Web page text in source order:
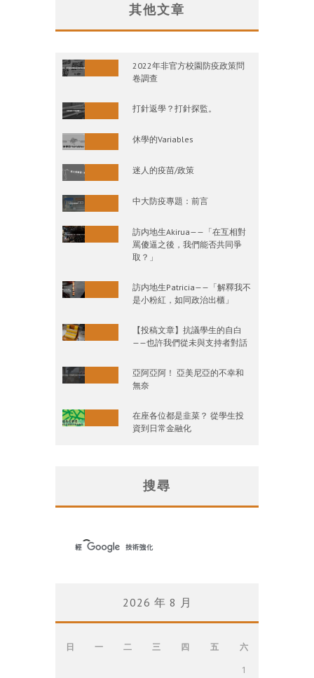
其他文章
2022年非官方校園防疫政策問
卷調查
打針返學？打針探監。
休學的Variables
迷人的疫苗/政策
中大防疫專題：前言
訪内地生Akirua——「在互相對
罵傻逼之後，我們能否共同爭
取？」
訪内地生Patricia——「解釋我不
是小粉紅，如同政治出櫃」
【投稿文章】抗議學生的自白
——也許我們從未與支持者對話
亞阿亞阿！ 亞美尼亞的不幸和
無奈
在座各位都是韭菜？ 從學生投
資到日常金融化
搜尋
2026 年 8 月
日 一 二 三 四 五
六
1